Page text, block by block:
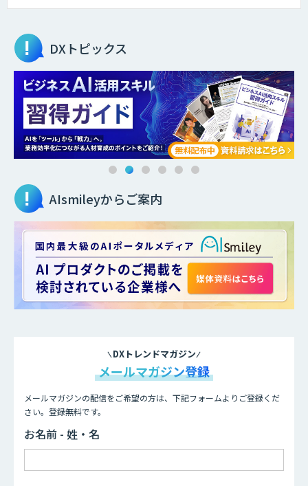
DXトピックス
AIsmileyからご案内
DXトレンドマガジン
メールマガジン登録
メールマガジンの配信をご希望の方は、下記フォームよりご登録くだ
さい。登録無料です。
お名前 - 姓・名